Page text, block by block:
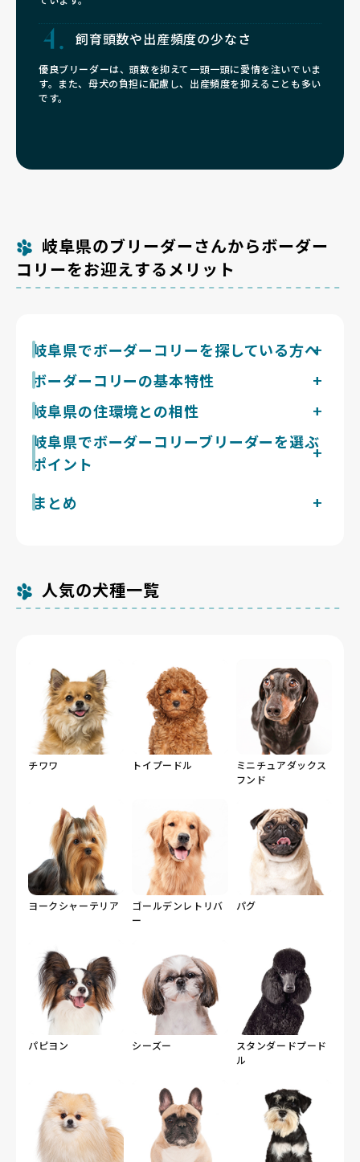
飼育頭数や出産頻度の少なさ
優良ブリーダーは、頭数を抑えて一頭一頭に愛情を注いでいま
す。また、母犬の負担に配慮し、出産頻度を抑えることも多い
です。
岐阜県のブリーダーさんからボーダー
コリーをお迎えするメリット
岐阜県でボーダーコリーを探している方へ
膨大な運動量を要する牧羊犬ボーダーコリーには、美濃
の平野部に河川敷や広い公園が多く運動の場を確保しや
すい岐阜県の地形が適した土地です。
ボーダーコリーの基本特性
体重14〜20kgの俊敏な中型犬。牧羊犬由来の持久力と
知能を持ち、家庭犬では最大級の運動量を要し、1日合
計2時間以上の全力運動に頭を使う遊びを毎日加えて初
めて落ち着くタイプです。ダブルコートで抜け毛は多
く、換毛期は特に毎日のブラッシングが要ります。吠え
増え、動くものへの反応で吠える性質があります。社会
岐阜県の住環境との相性
岐阜県は北部の飛騨地域と南部の美濃地域で気候差が大
きい県です。美濃の平野部は年平均気温15℃前後で散
歩しやすい一方、多治見市は8月の平均最高気温が34℃
ーダーコリーは早朝・夜間の運動に切り替える配慮が要
です。気候差を踏まえ運動計画を立てやすい点が岐阜県
でボーダーコリーと暮らす利点です。
岐阜県でボーダーコリーブリーダーを選ぶ
ポイント
ボーダーコリーはコリーアイ症候群や進行性網膜萎縮な
ど眼の遺伝性疾患、股関節形成不全に注意が要る犬種で
の過ごす環境まで見せてくれるブリーダーを岐阜県内で
見極めましょう。
現在岐阜県で掲載中のボーダーコリーのブリーダーは1
件です。Breeder Familiesでは「6つの絶対基準」と
まとめ
人気の犬種一覧
チワワ トイプードル
ミニチュアダックス
フンド
ヨークシャーテリア
ゴールデンレトリバ
ー
パグ
パピヨン シーズー
スタンダードプード
ル